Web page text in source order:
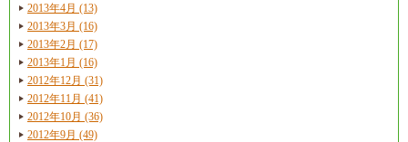
2013年4月 (13)
2013年3月 (16)
2013年2月 (17)
2013年1月 (16)
2012年12月 (31)
2012年11月 (41)
2012年10月 (36)
2012年9月 (49)